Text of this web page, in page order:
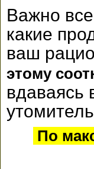
Важно
какие
ваш
этому
вдаваясь
По